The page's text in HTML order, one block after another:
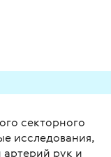
секторного
исследования,
артерий рук и